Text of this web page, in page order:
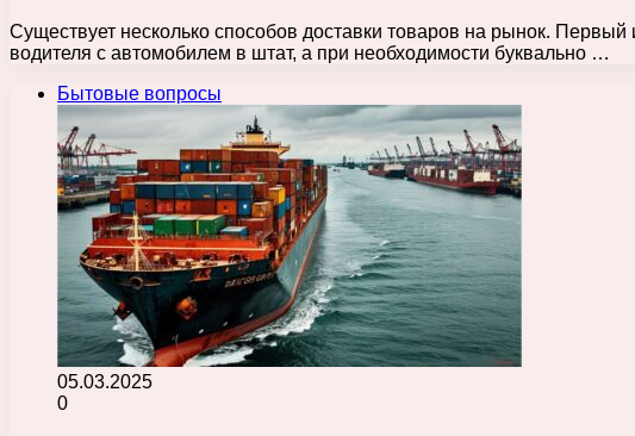
Существует несколько способов доставки товаров на рынок.
водителя с автомобилем в штат, а при необходимости буквально …
Бытовые вопросы
05.03.2025
0